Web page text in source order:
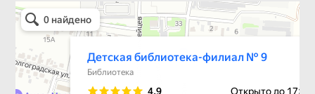
Детская библиотека-филиал № 9
Библиотека в Севастополе